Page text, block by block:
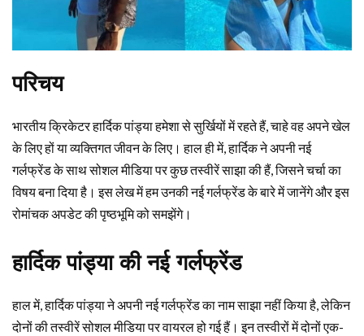
परिचय
भारतीय क्रिकेटर हार्दिक पांड्या हमेशा से सुर्खियों में रहते हैं, चाहे वह अपने खेल
के लिए हों या व्यक्तिगत जीवन के लिए। हाल ही में, हार्दिक ने अपनी नई
गर्लफ्रेंड के साथ सोशल मीडिया पर कुछ तस्वीरें साझा की हैं, जिसने चर्चा का
विषय बना दिया है। इस लेख में हम उनकी नई गर्लफ्रेंड के बारे में जानेंगे और इस
रोमांचक अपडेट की पृष्ठभूमि को समझेंगे।
हार्दिक पांड्या की नई गर्लफ्रेंड
हाल में, हार्दिक पांड्या ने अपनी नई गर्लफ्रेंड का नाम साझा नहीं किया है, लेकिन
दोनों की तस्वीरें सोशल मीडिया पर वायरल हो गई हैं। इन तस्वीरों में दोनों एक-